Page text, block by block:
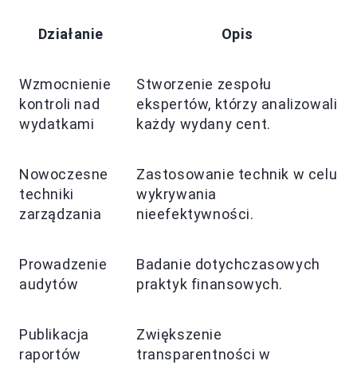
Działanie Opis
Wzmocnienie
kontroli nad
wydatkami
Stworzenie zespołu
ekspertów, którzy analizowali
każdy wydany cent.
Nowoczesne
techniki
zarządzania
Zastosowanie technik w celu
wykrywania
nieefektywności.
Prowadzenie
audytów
Badanie dotychczasowych
praktyk finansowych.
Publikacja
raportów
Zwiększenie
transparentności w